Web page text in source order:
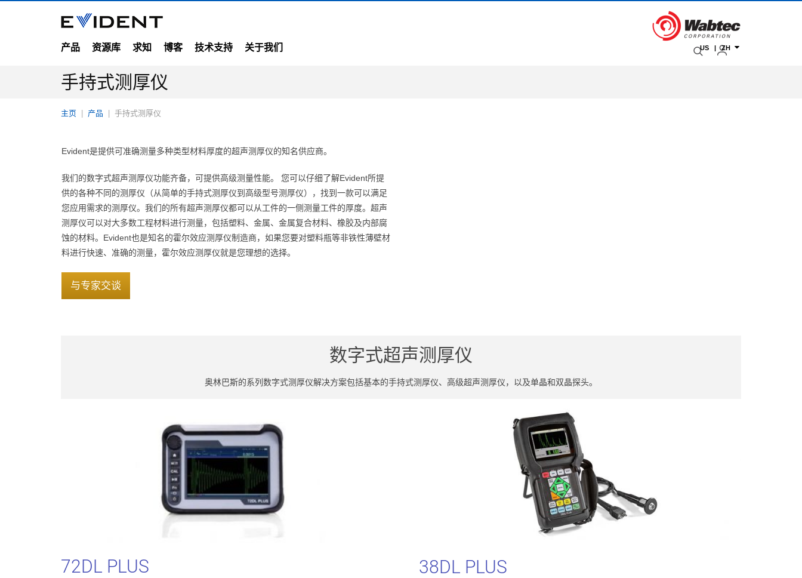
产品 资源库 求知 博客 技术支持 关于我们 US | ZH
手持式测厚仪
主页 产品 手持式测厚仪
Evident是提供可准确测量多种类型材料厚度的超声测厚仪的知名供应商。
我们的数字式超声测厚仪功能齐备，可提供高级测量性能。 您可以仔细了解Evident所提
供的各种不同的测厚仪（从简单的手持式测厚仪到高级型号测厚仪），找到一款可以满足
您应用需求的测厚仪。我们的所有超声测厚仪都可以从工件的一侧测量工件的厚度。超声
测厚仪可以对大多数工程材料进行测量，包括塑料、金属、金属复合材料、橡胶及内部腐
蚀的材料。Evident也是知名的霍尔效应测厚仪制造商，如果您要对塑料瓶等非铁性薄壁材
料进行快速、准确的测量，霍尔效应测厚仪就是您理想的选择。
与专家交谈
数字式超声测厚仪
奥林巴斯的系列数字式测厚仪解决方案包括基本的手持式测厚仪、高级超声测厚仪，以及单晶和双晶探头。
72DL PLUS 38DL PLUS